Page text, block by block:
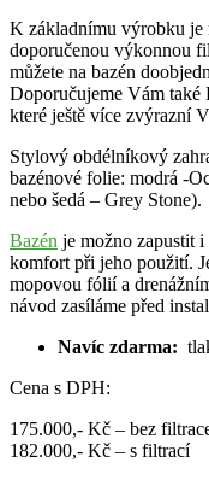
K základnímu výrobku je
doporučenou výkonnou
můžete na bazén
Doporučujeme Vám také
které ještě více zvýrazní
Stylový obdélníkový
bazénové folie: modrá -
nebo šedá – Grey Stone).
Bazén je možno zapustit
komfort při jeho použití.
mopovou fólií a
návod zasíláme před
Navíc zdarma:
Cena s DPH:
175.000,- Kč – bez
182.000,- Kč – s filtrací